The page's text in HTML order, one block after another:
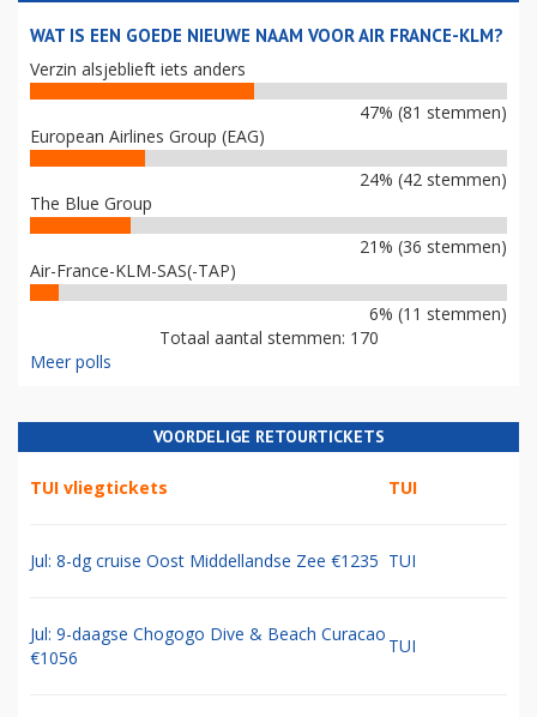
WAT IS EEN GOEDE NIEUWE NAAM VOOR AIR FRANCE-KLM?
Verzin alsjeblieft iets anders
47% (81 stemmen)
European Airlines Group (EAG)
24% (42 stemmen)
The Blue Group
21% (36 stemmen)
Air-France-KLM-SAS(-TAP)
6% (11 stemmen)
Totaal aantal stemmen: 170
Meer polls
VOORDELIGE RETOURTICKETS
TUI vliegtickets TUI
Jul: 8-dg cruise Oost Middellandse Zee €1235 TUI
Jul: 9-daagse Chogogo Dive & Beach Curacao
€1056
TUI